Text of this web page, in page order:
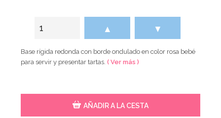
▲ ▼
Base rígida redonda con borde ondulado en color rosa bebé
para servir y presentar tartas.( Ver más )
AÑADIR A LA CESTA